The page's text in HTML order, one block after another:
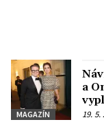
MAGAZÍN
a
19. 5.